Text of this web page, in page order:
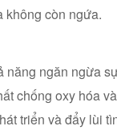
không còn ngứa.
ngăn ngừa
chống oxy hóa
triển và đẩy lùi